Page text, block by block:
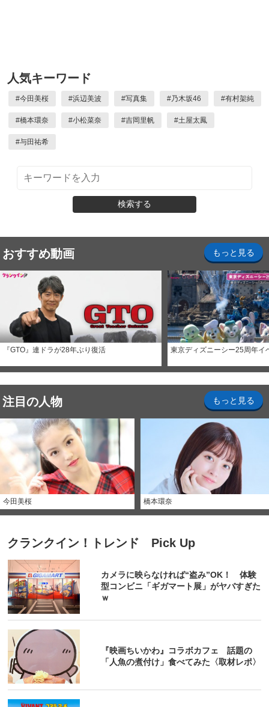
人気キーワード
#今田美桜 #浜辺美波 #写真集 #乃木坂46 #有村架純
#橋本環奈 #小松菜奈 #吉岡里帆 #土屋太鳳
#与田祐希
検索する
おすすめ動画 もっと見る
『GTO』連ドラが28年ぶり復活 東京ディズニーシー25周年イ
注目の人物 もっと見る
今田美桜 橋本環奈
クランクイン！トレンド Pick Up
カメラに映らなければ“盗み”OK！ 体験
型コンビニ「ギガマート展」がヤバすぎた
ｗ
『映画ちいかわ』コラボカフェ 話題の
「人魚の煮付け」食べてみた〈取材レポ〉